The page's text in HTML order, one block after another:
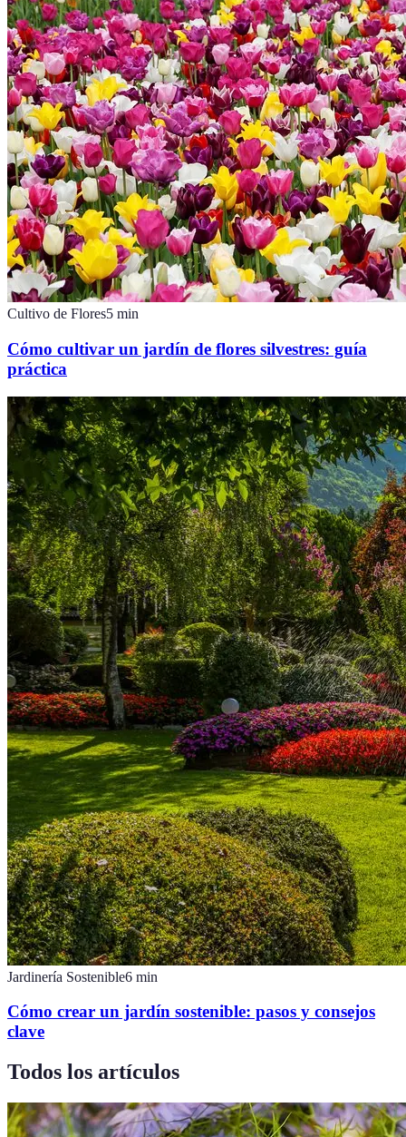
Cultivo de Flores5 min
Cómo cultivar un jardín de flores silvestres: guía
práctica
Jardinería Sostenible6 min
Cómo crear un jardín sostenible: pasos y consejos
clave
Todos los artículos